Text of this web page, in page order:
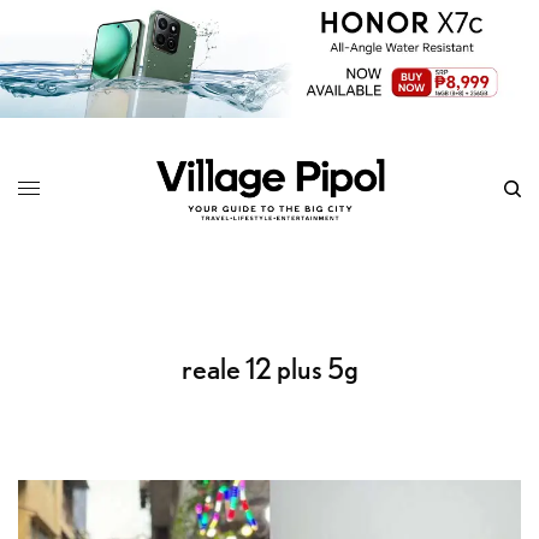
reale 12 plus 5g